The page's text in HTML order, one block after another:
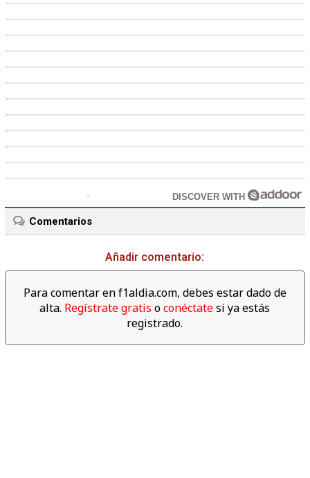
DISCOVER WITH
Comentarios
Añadir comentario:
Para comentar en f1aldia.com, debes estar dado de
alta. Regístrate gratis oconéctatesi ya estás
registrado.